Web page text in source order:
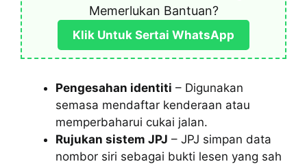
Memerlukan Bantuan?
Klik Untuk Sertai WhatsApp
Pengesahan identiti – Digunakan
semasa mendaftar kenderaan atau
memperbaharui cukai jalan.
Rujukan sistem JPJ – JPJ simpan data
nombor siri sebagai bukti lesen yang sah